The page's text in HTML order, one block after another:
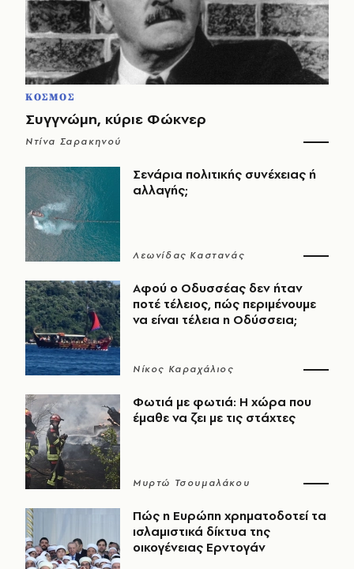
ΚΟΣΜΟΣ
Συγγνώμη, κύριε Φώκνερ
Ντίνα Σαρακηνού
Σενάρια πολιτικής συνέχειας ή
αλλαγής;
Λεωνίδας Καστανάς
Αφού ο Οδυσσέας δεν ήταν
ποτέ τέλειος, πώς περιμένουμε
να είναι τέλεια η Οδύσσεια;
Νίκος Καραχάλιος
Φωτιά με φωτιά: Η χώρα που
έμαθε να ζει με τις στάχτες
Μυρτώ Τσουμαλάκου
Πώς η Ευρώπη χρηματοδοτεί τα
ισλαμιστικά δίκτυα της
οικογένειας Ερντογάν